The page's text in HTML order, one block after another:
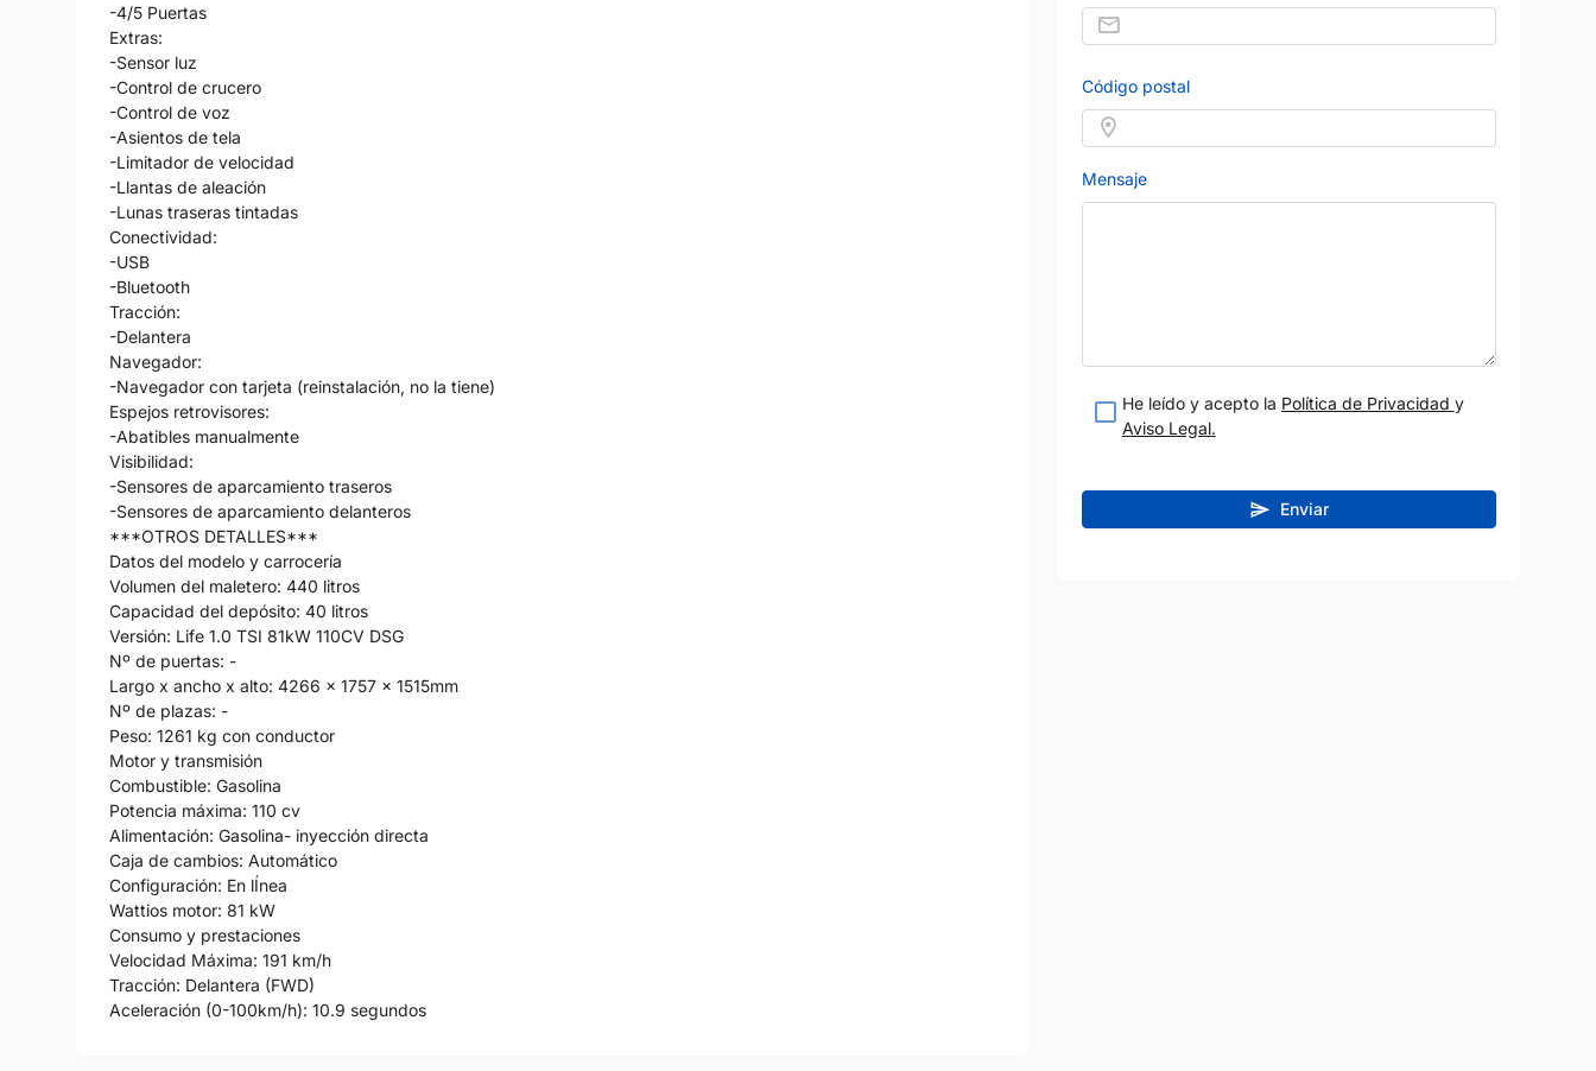
-4/5 Puertas
Extras:
-Sensor luz
-Control de crucero
-Control de voz
-Asientos de tela
-Limitador de velocidad
-Llantas de aleación
-Lunas traseras tintadas
Conectividad:
-USB
-Bluetooth
Tracción:
-Delantera
Navegador:
-Navegador con tarjeta (reinstalación, no la tiene)
Espejos retrovisores:
-Abatibles manualmente
Visibilidad:
-Sensores de aparcamiento traseros
-Sensores de aparcamiento delanteros
***OTROS DETALLES***
Datos del modelo y carrocería
Volumen del maletero: 440 litros
Capacidad del depósito: 40 litros
Versión: Life 1.0 TSI 81kW 110CV DSG
Nº de puertas: -
Largo x ancho x alto: 4266 x 1757 x 1515mm
Nº de plazas: -
Peso: 1261 kg con conductor
Motor y transmisión
Combustible: Gasolina
Potencia máxima: 110 cv
Alimentación: Gasolina- inyección directa
Caja de cambios: Automático
Configuración: En lÍnea
Wattios motor: 81 kW
Consumo y prestaciones
Velocidad Máxima: 191 km/h
Tracción: Delantera (FWD)
Aceleración (0-100km/h): 10.9 segundos
Código postal
Mensaje
He leído y acepto la Política de Privacidad y
Aviso Legal.
Enviar